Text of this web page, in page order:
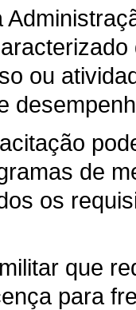
ou
de
os
que
para